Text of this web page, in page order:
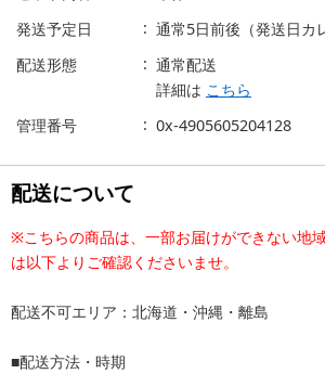
発送予定日
通常5日前後（発送日カ
配送形態
通常配送
詳細は こちら
管理番号
0x-4905605204128
配送について
※こちらの商品は、一部お届けができない地
は以下よりご確認くださいませ。
配送不可エリア：北海道・沖縄・離島
■配送方法・時期